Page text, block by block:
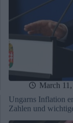
March
Ungarns Inflation
Zahlen und